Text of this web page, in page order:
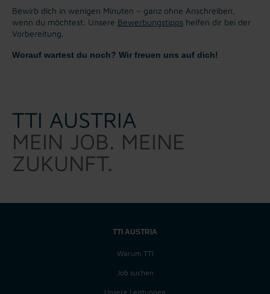
Bewirb dich in wenigen Minuten – ganz ohne Anschreiben,
wenn du möchtest. Unsere Bewerbungstipps helfen dir bei der
Vorbereitung.
Worauf wartest du noch? Wir freuen uns auf dich!
TTI AUSTRIA
MEIN JOB. MEINE
ZUKUNFT.
TTI AUSTRIA
Warum TTI
Job suchen
Unsere Leistungen